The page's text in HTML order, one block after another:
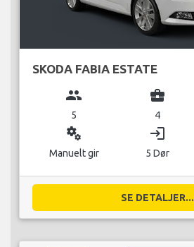
SKODA FABIA ESTATE
group
5
business_center
4
miscellaneous_services
Manuelt gir
login
5 Dør
SE DETALJER...